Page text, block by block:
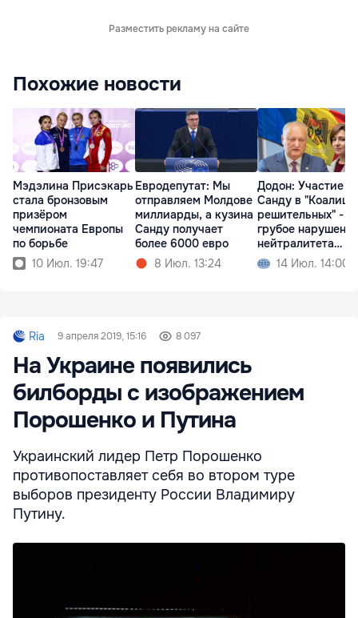
Разместить рекламу на сайте
Похожие новости
Мэдэлина Присэкарь
стала бронзовым
призёром
чемпионата Европы
по борьбе
10 Июл. 19:47
Евродепутат: Мы
отправляем Молдове
миллиарды, а кузина
Санду получает
более 6000 евро
8 Июл. 13:24
Додон: Участие
Санду в
решительных" -
грубое
нейтралитета
Молдовы
14 Июл. 14:00
Ria 9 апреля 2019, 15:16 8 097
На Украине появились
билборды с изображением
Порошенко и Путина
Украинский лидер Петр Порошенко
противопоставляет себя во втором туре
выборов президенту России Владимиру
Путину.